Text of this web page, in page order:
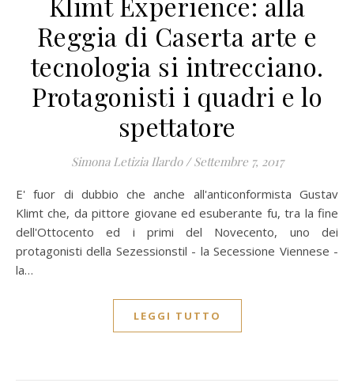
Reggia di Caserta arte e
tecnologia si intrecciano.
Protagonisti i quadri e lo
spettatore
Simona Letizia Ilardo / Settembre 7, 2017
E' fuor di dubbio che anche all'anticonformista Gustav
Klimt che, da pittore giovane ed esuberante fu, tra la fine
dell'Ottocento ed i primi del Novecento, uno dei
protagonisti della Sezessionstil - la Secessione Viennese -
la…
LEGGI TUTTO